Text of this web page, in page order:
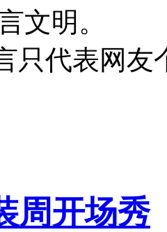
文明。
只代表网友
周开场秀